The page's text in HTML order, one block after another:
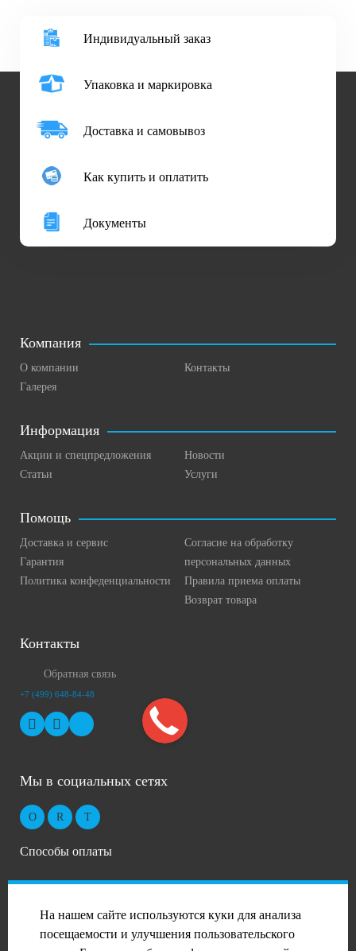
На нашем сайте используются куки для анализа
посещаемости и улучшения пользовательского
Индивидуальный заказ
Упаковка и маркировка
Доставка и самовывоз
Как купить и оплатить
Документы
Компания
О компании
Галерея
Контакты
Информация
Акции и спецпредложения
Статьи
Новости
Услуги
Помощь
Доставка и сервис
Гарантия
Политика конфеденциальности
Согласие на обработку
персональных данных
Правила приема оплаты
Возврат товара
Контакты
Обратная связь
+7 (499) 648-84-48
Мы в социальных сетях
Способы оплаты